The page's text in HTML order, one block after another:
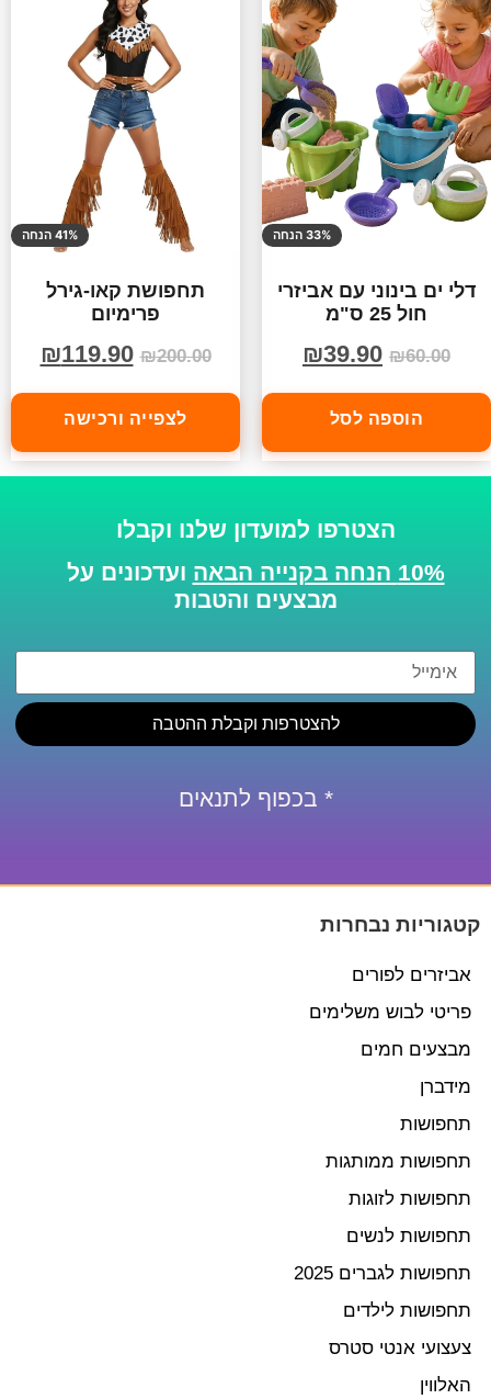
33% הנחה
דלי ים בינוני עם אביזרי
חול 25 ס"מ
₪60.00
₪39.90
הוספה לסל
41% הנחה
תחפושת קאו-גירל
פרימיום
₪200.00
₪119.90
לצפייה ורכישה
הצטרפו למועדון שלנו וקבלו
10% הנחה בקנייה הבאה
ועדכונים על
מבצעים והטבות
להצטרפות וקבלת ההטבה
* בכפוף לתנאים
קטגוריות נבחרות
אביזרים לפורים
פריטי לבוש משלימים
מבצעים חמים
מידברן
תחפושות
תחפושות ממותגות
תחפושות לזוגות
תחפושות לנשים
תחפושות לגברים 2025
תחפושות לילדים
צעצועי אנטי סטרס
האלווין